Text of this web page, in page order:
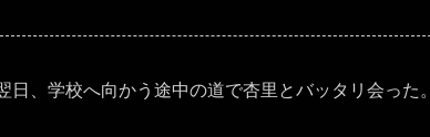
日、学校へ向かう途中の道で杏里とバッタリ会った。